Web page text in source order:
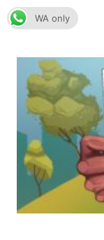
Skip
to
WA only